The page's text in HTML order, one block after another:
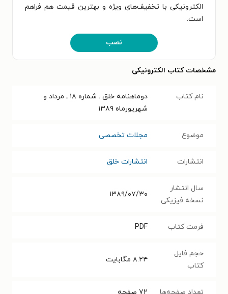
الکترونیکی با تخفیف‌های ویژه و بهترین قیمت هم فراهم
است.
نصب
مشخصات کتاب الکترونیکی
نام کتاب
دوماهنامه خلق ـ شماره ۱۸ ـ مرداد و
شهریورماه ۱۳۸۹
موضوع مجلات تخصصی
انتشارات انتشارات خلق
سال انتشار
نسخه فیزیکی
۱۳۸۹/۰۷/۳۰
فرمت کتاب PDF
حجم فایل
کتاب
۸.۲۴ مگابایت